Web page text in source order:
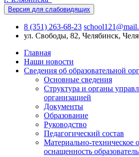
Версия для слабовидящих
8 (351) 263-68-23
ул. Свободы, 82, Челябинск,
Главная
Наши новости
Сведения об образовательной
Основные сведения
Структура и органы
организацией
Документы
Образование
Руководство
Педагогический состав
Материально-техническое
оснащенность